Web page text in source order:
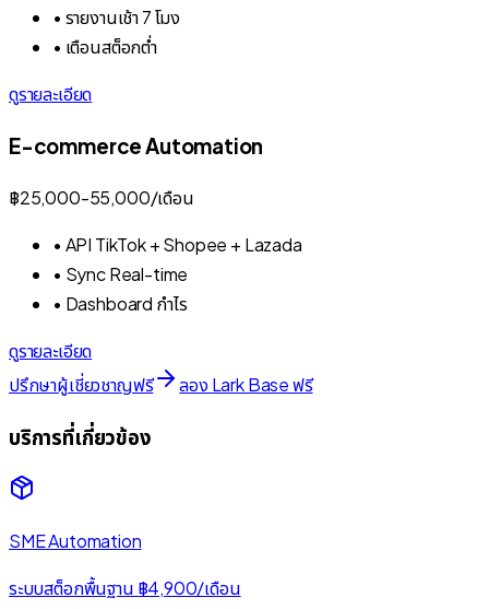
• รายงานเช้า 7 โมง
• เตือนสต็อกต่ำ
ดูรายละเอียด
E-commerce Automation
฿25,000-55,000/เดือน
• API TikTok + Shopee + Lazada
• Sync Real-time
• Dashboard กำไร
ดูรายละเอียด
ปรึกษาผู้เชี่ยวชาญฟรี
ลอง Lark Base ฟรี
บริการที่เกี่ยวข้อง
SME Automation
ระบบสต็อกพื้นฐาน ฿4,900/เดือน